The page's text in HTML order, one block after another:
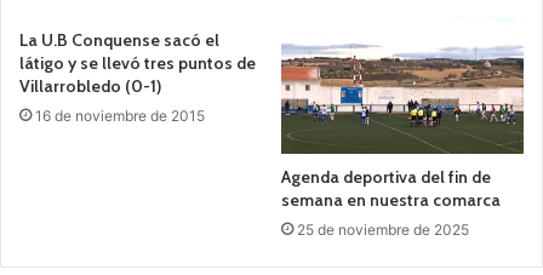
La U.B Conquense sacó el
látigo y se llevó tres puntos de
Villarrobledo (0-1)
16 de noviembre de 2015
Agenda deportiva del fin de
semana en nuestra comarca
25 de noviembre de 2025